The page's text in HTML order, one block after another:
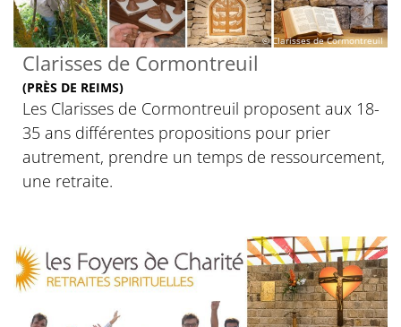
© Clarisses de Cormontreuil
Clarisses de Cormontreuil
(PRÈS DE REIMS)
Les Clarisses de Cormontreuil proposent aux 18-
35 ans différentes propositions pour prier
autrement, prendre un temps de ressourcement,
une retraite.